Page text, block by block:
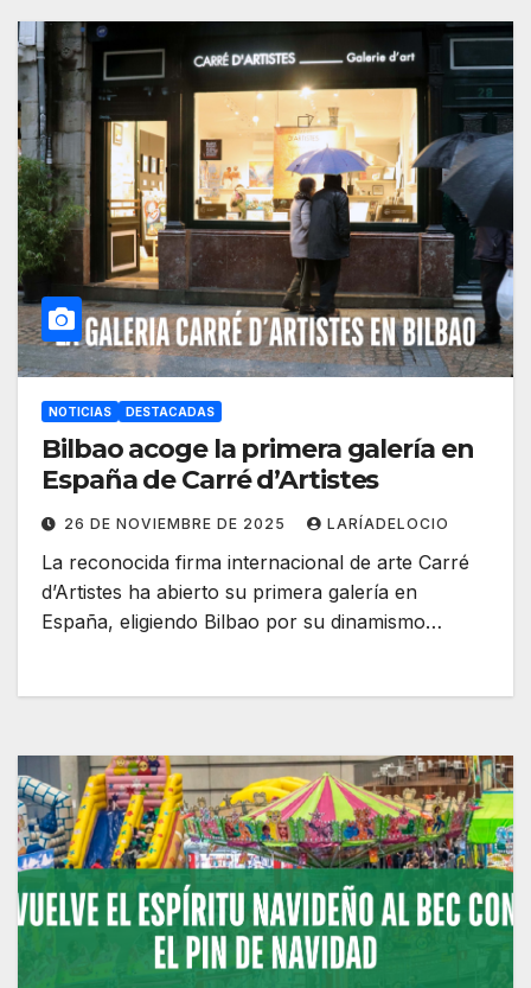
NOTICIAS DESTACADAS
Bilbao acoge la primera galería en
España de Carré d’Artistes
26 DE NOVIEMBRE DE 2025 LARÍADELOCIO
La reconocida firma internacional de arte Carré
d’Artistes ha abierto su primera galería en
España, eligiendo Bilbao por su dinamismo…